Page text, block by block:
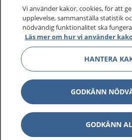
1177 på flera språk
Om 1177
Kontakt
Vi använder kakor, cookies, för att
upplevelse, sammanställa statistik
nödvändig funktionalitet ska
Läs mer om hur vi använder
HANTERA
GODKÄNN
GODKÄNN